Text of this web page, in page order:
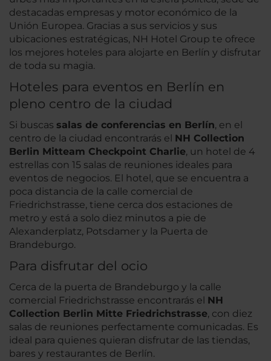
destacadas empresas y motor económico de la
Unión Europea. Gracias a sus servicios y sus
ubicaciones estratégicas, NH Hotel Group te ofrece
los mejores hoteles para alojarte en Berlín y disfrutar
de toda su magia.
Hoteles para eventos en Berlín en
pleno centro de la ciudad
Si buscas salas de conferencias en Berlín, en el
centro de la ciudad encontrarás el NH Collection
Berlin Mitteam Checkpoint Charlie, un hotel de 4
estrellas con 15 salas de reuniones ideales para
eventos de negocios. El hotel, que se encuentra a
poca distancia de la calle comercial de
Friedrichstrasse, tiene cerca dos estaciones de
metro y está a solo diez minutos a pie de
Alexanderplatz, Potsdamer y la Puerta de
Brandeburgo.
Para disfrutar del ocio
Cerca de la puerta de Brandeburgo y la calle
comercial Friedrichstrasse encontrarás el NH
Collection Berlin Mitte Friedrichstrasse, con diez
salas de reuniones perfectamente comunicadas. Es
ideal para quienes quieran disfrutar de las tiendas,
bares y restaurantes de Berlín.